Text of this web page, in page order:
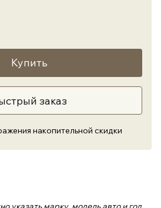
Купить
заказ
накопительной скидки